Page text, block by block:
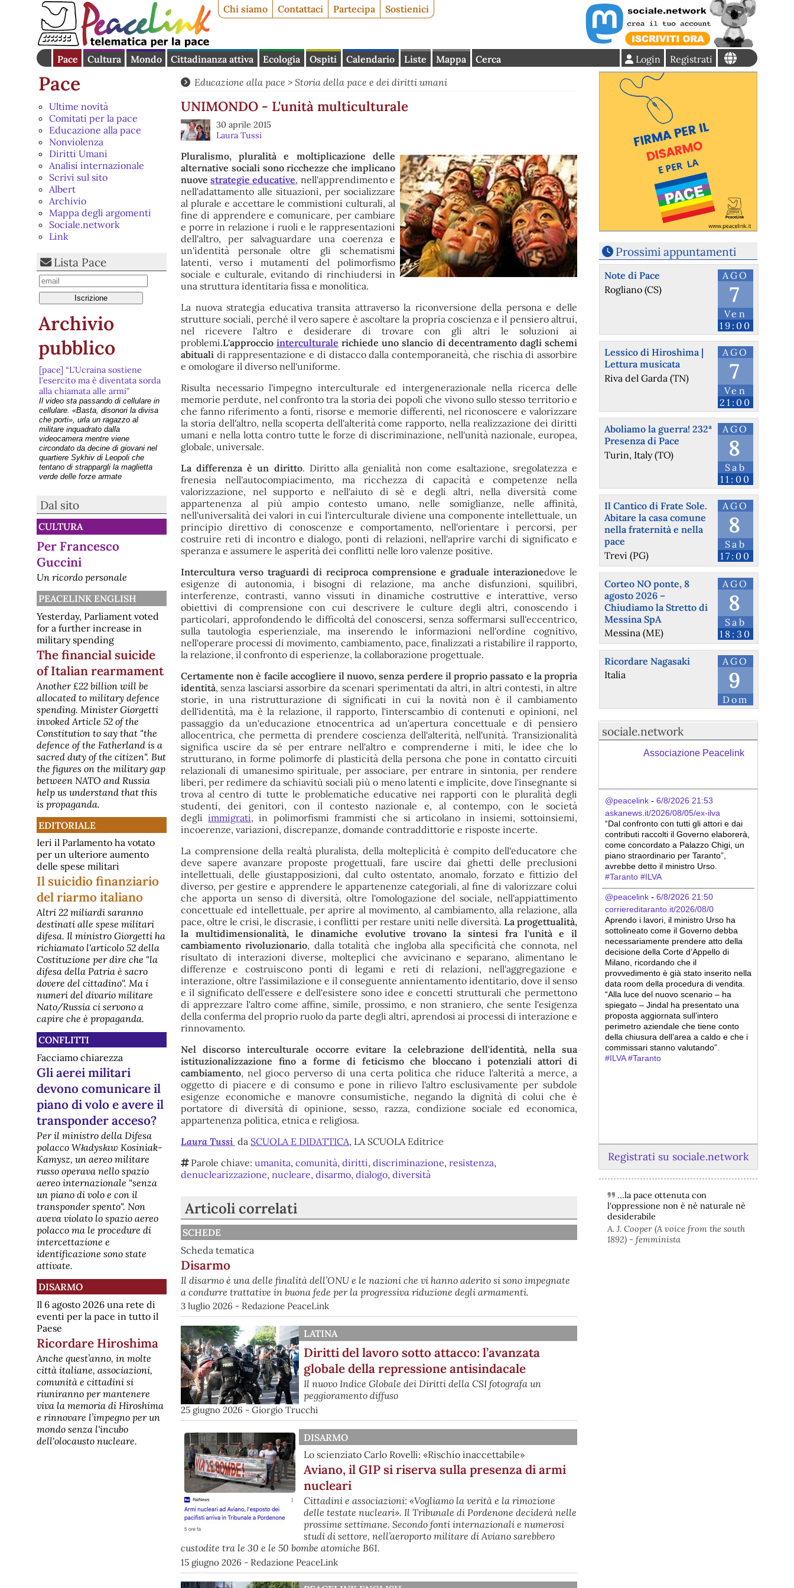
Chi siamo Contattaci Partecipa Sostienici
Pace Cultura Mondo Cittadinanza attiva Ecologia Ospiti Calendario Liste Mappa Cerca Registrati
Login
Pace
Ultime novità
Comitati per la pace
Educazione alla pace
Nonviolenza
Diritti Umani
Analisi internazionale
Scrivi sul sito
Albert
Archivio
Mappa degli argomenti
Sociale.network
Link
Lista Pace
Archivio
pubblico
[pace] “L’Ucraina sostiene
l’esercito ma è diventata sorda
alla chiamata alle armi”
Il video sta passando di cellulare in
cellulare. «Basta, disonori la divisa
che porti», urla un ragazzo al
militare inquadrato dalla
videocamera mentre viene
circondato da decine di giovani nel
quartiere Sykhiv di Leopoli che
tentano di strappargli la maglietta
verde delle forze armate
minori”
5 agosto Bambini uccisi dalle
bombe russe e ucraine, l'Unicef:
"Stop agli attacchi sui minori" Il
Fondo delle Nazioni Unite per
l'infanzia (Unicef) ha ribadito il suo
appello a Russia e Ucraina affinché
"rispettino i loro obblighi ai sensi del
diritto internazionale umanita
[pace] Pregi e limiti della
Campagna per la difesa civile
non armata e nonviolenta
Il lancio della Campagna per la
difesa civile non armata e
nonviolenta, promossa da CNESC,
Rete Italiana Pace e Disarmo e
binario di sollecitare l’opinione
pubblica a una più matura presa di
consapevolezza intorno
all’importanza di una difesa
[pace] "Ripudiamo la guerra,
firmiamo per una difesa civile
nonviolenta"
Un gruppo di cattolici raccoglie
l'appello di Papa Leone: "Ripudiamo
la guerra, firmiamo per una difesa
civile nonviolenta" In risposta al
messaggio che Papa Leone XIV ha
rivolto il 14 maggio 2026
all'Università La Sapienza di Roma,
un gruppo di cattolici ha lanciato un
appello p
[pace] Sulla proposta di legge
di iniziativa popolare “Un'altra
difesa è possibile” interviene
Antonino Drago
La proposta di legge di iniziativa
popolare “Un'altra difesa è possibile”
punta a istituire un Dipartimento
della difesa civile, non armata e
nonviolenta, a rafforzare il servizio
civile e a introdurre un
finanziamento tramite una quota
IRPEF. Il testo è stato depositato i
[pace] Proposta di legge
d’iniziativa popolare sulla
"Difesa civile, non armata e
nonviolenta" (DCNANV):
Ermete Ferraro si dimette
Dimissioni al MIR: Ferraro lascia la
presidenza Ermete Ferraro si è
dimesso dalla presidenza del
Movimento Internazionale della
Riconciliazione (MIR) a nove mesi
dalla scadenza naturale del suo
secondo mandato. La decisione è
maggioritario dell’organ
[pace] Ucraina, nel reggimento
d'assalto “Skelya” sparano alle
spalle dei propri soldati che
fuggono
Benvenuti all'inferno nel nel 425°
reggimento d’assalto Un articolo sul
Fatto del 22 luglio spiega il metodo
Zelensky per costringere i giovani
ucraini a farsi mandare al
massacro. --- “Mamma, sono
all’inferno, prega per me”. È l’ultimo
messaggio che
[Pace] E' morto Umberto
Allegretti, costituzionalista e
uomo di pace
Ricordare Umberto Allegretti,
insigne giurista e costituzionalista,
significa richiamare una delle voci
più lucide e rigorose
nell'esplorazione del rapporto tra il
diritto costituzionale e la cultura
della pace.Professore emerito di
Diritto Pubblico all'Università di Fire
[pace] Oggi Hiroshima ricorda
la bomba atomica esplosa il 6
agosto 1945. Le iniziative in
Italia
commemorando l'81º anniversario
del bombardamento atomico con
una serie di eventi solenni e
riflessioni sul futuro della pace, in
un clima di crescenti tensioni
internazionali. La cerimonia della
pace al Parco della Pace L'evento
principale si sta svolgen
Dal sito
CULTURA
Per Francesco
Guccini
Un ricordo personale
PEACELINK ENGLISH
Yesterday, Parliament voted
for a further increase in
military spending
The financial suicide
of Italian rearmament
Another £22 billion will be
allocated to military defence
spending. Minister Giorgetti
invoked Article 52 of the
Constitution to say that "the
defence of the Fatherland is a
sacred duty of the citizen". But
the figures on the military gap
between NATO and Russia
help us understand that this
is propaganda.
EDITORIALE
Ieri il Parlamento ha votato
per un ulteriore aumento
delle spese militari
Il suicidio finanziario
del riarmo italiano
Altri 22 miliardi saranno
destinati alle spese militari
difesa. Il ministro Giorgetti ha
richiamato l'articolo 52 della
Costituzione per dire che "la
difesa della Patria è sacro
dovere del cittadino". Ma i
numeri del divario militare
Nato/Russia ci servono a
capire che è propaganda.
CONFLITTI
Facciamo chiarezza
Gli aerei militari
devono comunicare il
piano di volo e avere il
transponder acceso?
Per il ministro della Difesa
polacco Władysław Kosiniak-
Kamysz, un aereo militare
russo operava nello spazio
aereo internazionale "senza
un piano di volo e con il
transponder spento". Non
aveva violato lo spazio aereo
polacco ma le procedure di
intercettazione e
identificazione sono state
attivate.
DISARMO
Il 6 agosto 2026 una rete di
eventi per la pace in tutto il
Paese
Ricordare Hiroshima
Anche quest’anno, in molte
città italiane, associazioni,
comunità e cittadini si
riuniranno per mantenere
viva la memoria di Hiroshima
e rinnovare l’impegno per un
mondo senza l'incubo
dell'olocausto nucleare.
Educazione alla pace >Storia della pace e dei diritti umani
UNIMONDO - L'unità multiculturale
30 aprile 2015
Laura Tussi
Pluralismo, pluralità e moltiplicazione delle
alternative sociali sono ricchezze che implicano
nuovestrategie educative, nell'apprendimento e
nell'adattamento alle situazioni, per socializzare
al plurale e accettare le commistioni culturali, al
fine di apprendere e comunicare, per cambiare
e porre in relazione i ruoli e le rappresentazioni
dell'altro, per salvaguardare una coerenza e
un'identità personale oltre gli schematismi
latenti, verso i mutamenti del polimorfismo
sociale e culturale, evitando di rinchiudersi in
una struttura identitaria fissa e monolitica.
La nuova strategia educativa transita attraverso la riconversione della persona e delle
strutture sociali, perché il vero sapere è ascoltare la propria coscienza e il pensiero altrui,
nel ricevere l'altro e desiderare di trovare con gli altri le soluzioni ai
problemi.L'approcciointerculturale richiede uno slancio di decentramento dagli schemi
abitualidi rappresentazione e di distacco dalla contemporaneità, che rischia di assorbire
e omologare il diverso nell'uniforme.
Risulta necessario l'impegno interculturale ed intergenerazionale nella ricerca delle
memorie perdute, nel confronto tra la storia dei popoli che vivono sullo stesso territorio e
che fanno riferimento a fonti, risorse e memorie differenti, nel riconoscere e valorizzare
la storia dell'altro, nella scoperta dell'alterità come rapporto, nella realizzazione dei diritti
umani e nella lotta contro tutte le forze di discriminazione, nell'unità nazionale, europea,
globale, universale.
La differenza è un diritto. Diritto alla genialità non come esaltazione, sregolatezza e
frenesia nell'autocompiacimento, ma ricchezza di capacità e competenze nella
valorizzazione, nel supporto e nell'aiuto di sè e degli altri, nella diversità come
appartenenza al più ampio contesto umano, nelle somiglianze, nelle affinità,
nell'universalità dei valori in cui l'interculturale diviene una componente intellettuale, un
principio direttivo di conoscenze e comportamento, nell'orientare i percorsi, per
costruire reti di incontro e dialogo, ponti di relazioni, nell'aprire varchi di significato e
speranza e assumere le asperità dei conflitti nelle loro valenze positive.
Intercultura verso traguardi di reciproca comprensione e graduale interazionedove le
esigenze di autonomia, i bisogni di relazione, ma anche disfunzioni, squilibri,
interferenze, contrasti, vanno vissuti in dinamiche costruttive e interattive, verso
obiettivi di comprensione con cui descrivere le culture degli altri, conoscendo i
particolari, approfondendo le difficoltà del conoscersi, senza soffermarsi sull'eccentrico,
sulla tautologia esperienziale, ma inserendo le informazioni nell'ordine cognitivo,
nell'operare processi di movimento, cambiamento, pace, finalizzati a ristabilire il rapporto,
la relazione, il confronto di esperienze, la collaborazione progettuale.
Certamente non è facile accogliere il nuovo, senza perdere il proprio passato e la propria
identità, senza lasciarsi assorbire da scenari sperimentati da altri, in altri contesti, in altre
storie, in una ristrutturazione di significati in cui la novità non è il cambiamento
dell'identità, ma è la relazione, il rapporto, l'interscambio di contenuti e opinioni, nel
passaggio da un'educazione etnocentrica ad un'apertura concettuale e di pensiero
allocentrica, che permetta di prendere coscienza dell'alterità, nell'unità. Transizionalità
significa uscire da sé per entrare nell'altro e comprenderne i miti, le idee che lo
strutturano, in forme polimorfe di plasticità della persona che pone in contatto circuiti
relazionali di umanesimo spirituale, per associare, per entrare in sintonia, per rendere
liberi, per redimere da schiavitù sociali più o meno latenti e implicite, dove l'insegnante si
trova al centro di tutte le problematiche educative nei rapporti con le pluralità degli
studenti, dei genitori, con il contesto nazionale e, al contempo, con le società
degliimmigrati, in polimorfismi frammisti che si articolano in insiemi, sottoinsiemi,
incoerenze, variazioni, discrepanze, domande contraddittorie e risposte incerte.
La comprensione della realtà pluralista, della molteplicità è compito dell'educatore che
deve sapere avanzare proposte progettuali, fare uscire dai ghetti delle preclusioni
intellettuali, delle giustapposizioni, dal culto ostentato, anomalo, forzato e fittizio del
diverso, per gestire e apprendere le appartenenze categoriali, al fine di valorizzare colui
che apporta un senso di diversità, oltre l'omologazione del sociale, nell'appiattimento
concettuale ed intellettuale, per aprire al movimento, al cambiamento, alla relazione, alla
pace, oltre le crisi, le discrasie, i conflitti per restare uniti nelle diversità. La progettualità,
la multidimensionalità, le dinamiche evolutive trovano la sintesi fra l'unità e il
cambiamento rivoluzionario, dalla totalità che ingloba alla specificità che connota, nel
risultato di interazioni diverse, molteplici che avvicinano e separano, alimentano le
differenze e costruiscono ponti di legami e reti di relazioni, nell'aggregazione e
interazione, oltre l'assimilazione e il conseguente annientamento identitario, dove il senso
e il significato dell'essere e dell'esistere sono idee e concetti strutturali che permettono
di apprezzare l'altro come affine, simile, prossimo, e non straniero, che sente l'esigenza
della conferma del proprio ruolo da parte degli altri, aprendosi ai processi di interazione e
rinnovamento.
Nel discorso interculturale occorre evitare la celebrazione dell'identità, nella sua
istituzionalizzazione fino a forme di feticismo che bloccano i potenziali attori di
cambiamento, nel gioco perverso di una certa politica che riduce l'alterità a merce, a
oggetto di piacere e di consumo e pone in rilievo l'altro esclusivamente per subdole
esigenze economiche e manovre consumistiche, negando la dignità di colui che è
portatore di diversità di opinione, sesso, razza, condizione sociale ed economica,
appartenenza politica, etnica e religiosa.
Laura Tussi da SCUOLA E DIDATTICA, LA SCUOLA Editrice
Parole chiave:umanita,comunità,diritti,discriminazione,resistenza,
denuclearizzazione, nucleare, disarmo, dialogo, diversità
Articoli correlati
SCHEDE
Scheda tematica
Disarmo
Il disarmo è una delle finalità dell’ONU e le nazioni che vi hanno aderito si sono impegnate
a condurre trattative in buona fede per la progressiva riduzione degli armamenti.
3 luglio 2026 - Redazione PeaceLink
LATINA
Diritti del lavoro sotto attacco: l’avanzata
globale della repressione antisindacale
Il nuovo Indice Globale dei Diritti della CSI fotografa un
peggioramento diffuso
25 giugno 2026 - Giorgio Trucchi
DISARMO
Lo scienziato Carlo Rovelli: «Rischio inaccettabile»
Aviano, il GIP si riserva sulla presenza di armi
nucleari
Cittadini e associazioni: «Vogliamo la verità e la rimozione
delle testate nucleari». Il Tribunale di Pordenone deciderà nelle
prossime settimane. Secondo fonti internazionali e numerosi
studi di settore, nell’aeroporto militare di Aviano sarebbero
custodite tra le 30 e le 50 bombe atomiche B61.
15 giugno 2026 - Redazione PeaceLink
Prossimi appuntamenti
AGO
7
Ven
19:00
Note di Pace
Rogliano (CS)
AGO
7
Ven
21:00
Lessico di Hiroshima |
Lettura musicata
Riva del Garda (TN)
AGO
8
Sab
11:00
Aboliamo la guerra! 232ª
Presenza di Pace
Turin, Italy (TO)
AGO
8
Sab
17:00
Il Cantico di Frate Sole.
Abitare la casa comune
nella fraternità e nella
pace
Trevi (PG)
AGO
8
Sab
18:30
Corteo NO ponte, 8
agosto 2026 –
Chiudiamo la Stretto di
Messina SpA
Messina (ME)
AGO
9
Dom
Ricordare Nagasaki
Italia
sociale.network
Associazione Peacelink
@peacelink - 6/8/2026 21:53
askanews.it/2026/08/05/ex-ilva
“Dal confronto con tutti gli attori e dai
contributi raccolti il Governo elaborerà,
come concordato a Palazzo Chigi, un
piano straordinario per Taranto”,
avrebbe detto il ministro Urso.
#Taranto #ILVA
@peacelink - 6/8/2026 21:50
corriereditaranto.it/2026/08/0
Aprendo i lavori, il ministro Urso ha
sottolineato come il Governo debba
necessariamente prendere atto della
decisione della Corte d’Appello di
Milano, ricordando che il
provvedimento è già stato inserito nella
data room della procedura di vendita.
“Alla luce del nuovo scenario – ha
spiegato – Jindal ha presentato una
proposta aggiornata sull’intero
perimetro aziendale che tiene conto
della chiusura dell’area a caldo e che i
commissari stanno valutando”.
#ILVA #Taranto
@peacelink - 6/8/2026 21:45
borsaitaliana.it/borsa/notizie
Si sta ragionando su un piano B per
Taranto dopo la chiusura dell’area a
caldo dell’ILVA?
Registrati su sociale.network
...la pace ottenuta con
l'oppressione non è nè naturale nè
desiderabile
A. J. Cooper (A voice from the south
1892) - femminista